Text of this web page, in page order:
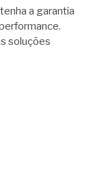
a garantia
soluções